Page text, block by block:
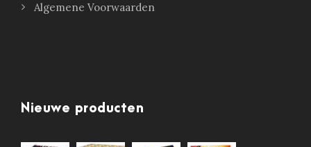
Algemene Voorwaarden
Nieuwe producten